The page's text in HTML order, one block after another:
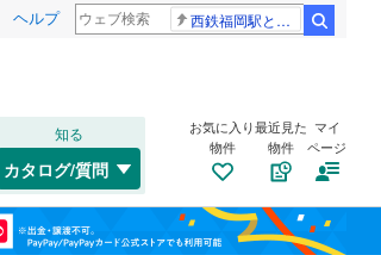
ヘルプ 西鉄福岡駅と薬院駅の構内で不適切音声
知る
カタログ/質問
お気に入り
物件
最近見た
物件
マイ
ページ
福島 若林区(2)
仙山線(0)
気仙沼線(0)
東北新幹線(0)